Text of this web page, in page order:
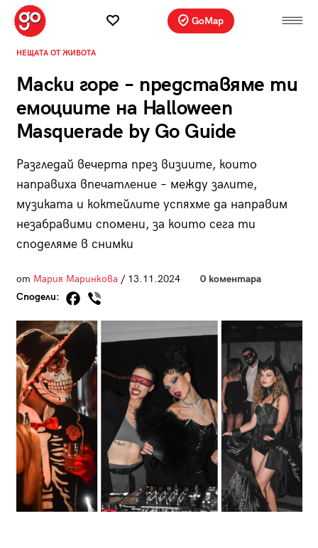
GoMap
НЕЩАТА ОТ ЖИВОТА
Маски горе – представяме ти
емоциите на Halloween
Masquerade by Go Guide
Разгледай вечерта през визиите, които
направиха впечатление – между залите,
музиката и коктейлите успяхме да направим
незабравими спомени, за които сега ти
споделяме в снимки
от Мария Маринкова / 13.11.2024
0 коментара
Сподели: